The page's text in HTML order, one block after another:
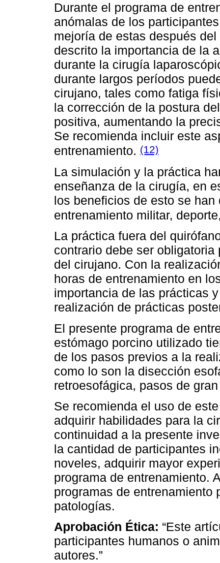
Durante el programa de
anómalas de los
mejoría de estas después
descrito la importancia de la
durante la cirugía
durante largos períodos
cirujano, tales como fatiga
la corrección de la postura
positiva, aumentando la
Se recomienda incluir este
entrenamiento. (12)
La simulación y la práctica
enseñanza de la cirugía, en
los beneficios de esto se
entrenamiento militar,
La práctica fuera del
contrario debe ser
del cirujano. Con la
horas de entrenamiento en
importancia de las prácticas
realización de prácticas
El presente programa de
estómago porcino utilizado
de los pasos previos a la
como lo son la disección
retroesofágica, pasos de
Se recomienda el uso de
adquirir habilidades para la
continuidad a la presente
la cantidad de participantes
noveles, adquirir mayor
programa de entrenamiento.
programas de entrenamiento
patologías.
Aprobación Ética: “Este
participantes humanos o
autores.”